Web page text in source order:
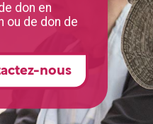
don en
ou de don de
nous